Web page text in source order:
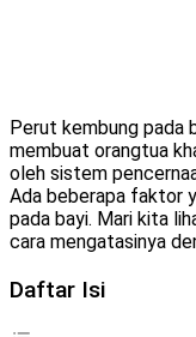
Perut kembung pada
membuat orangtua
oleh sistem
Ada beberapa faktor
pada bayi. Mari kita
cara mengatasinya
Daftar Isi